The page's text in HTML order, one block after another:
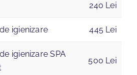
240 Lei
igienizare 445 Lei
igienizare SPA
500 Lei